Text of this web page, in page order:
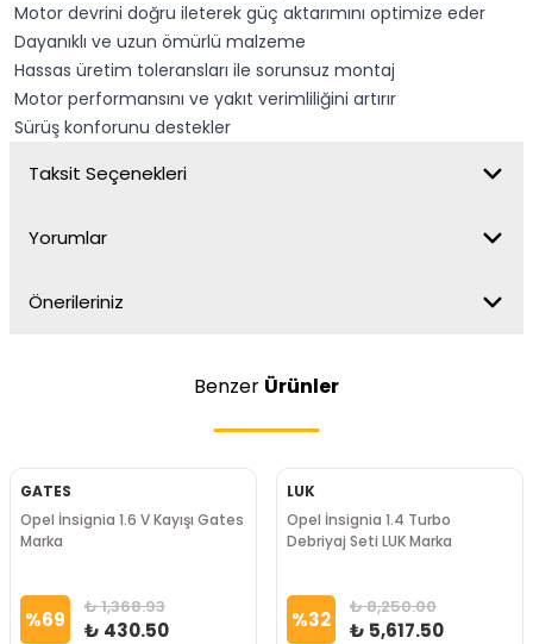
Motor devrini doğru ileterek güç aktarımını optimize eder
Dayanıklı ve uzun ömürlü malzeme
Hassas üretim toleransları ile sorunsuz montaj
Motor performansını ve yakıt verimliliğini artırır
Sürüş konforunu destekler
Taksit Seçenekleri
Yorumlar
Önerileriniz
Benzer Ürünler
GATES
Opel İnsignia 1.6 V Kayışı Gates
Marka
%69 ₺ 1,368.93
₺ 430.50
LUK
Opel İnsignia 1.4 Turbo
Debriyaj Seti LUK Marka
%32 ₺ 8,250.00
₺ 5,617.50